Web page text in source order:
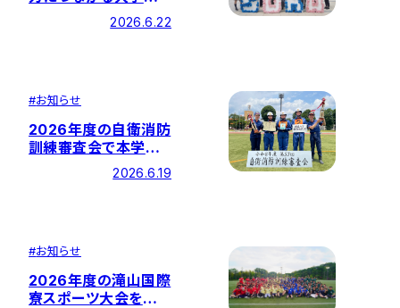
の学びとは？」を開催
2026.6.22
#お知らせ
2026年度の自衛消防
訓練審査会で本学チ
ームが優勝！5連覇を
2026.6.19
#お知らせ
2026年度の滝山国際
寮スポーツ大会を開